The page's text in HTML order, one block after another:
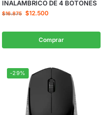
INALAMBRICO DE 4 BOTONES
$16.875 $12.500
Comprar
-29%